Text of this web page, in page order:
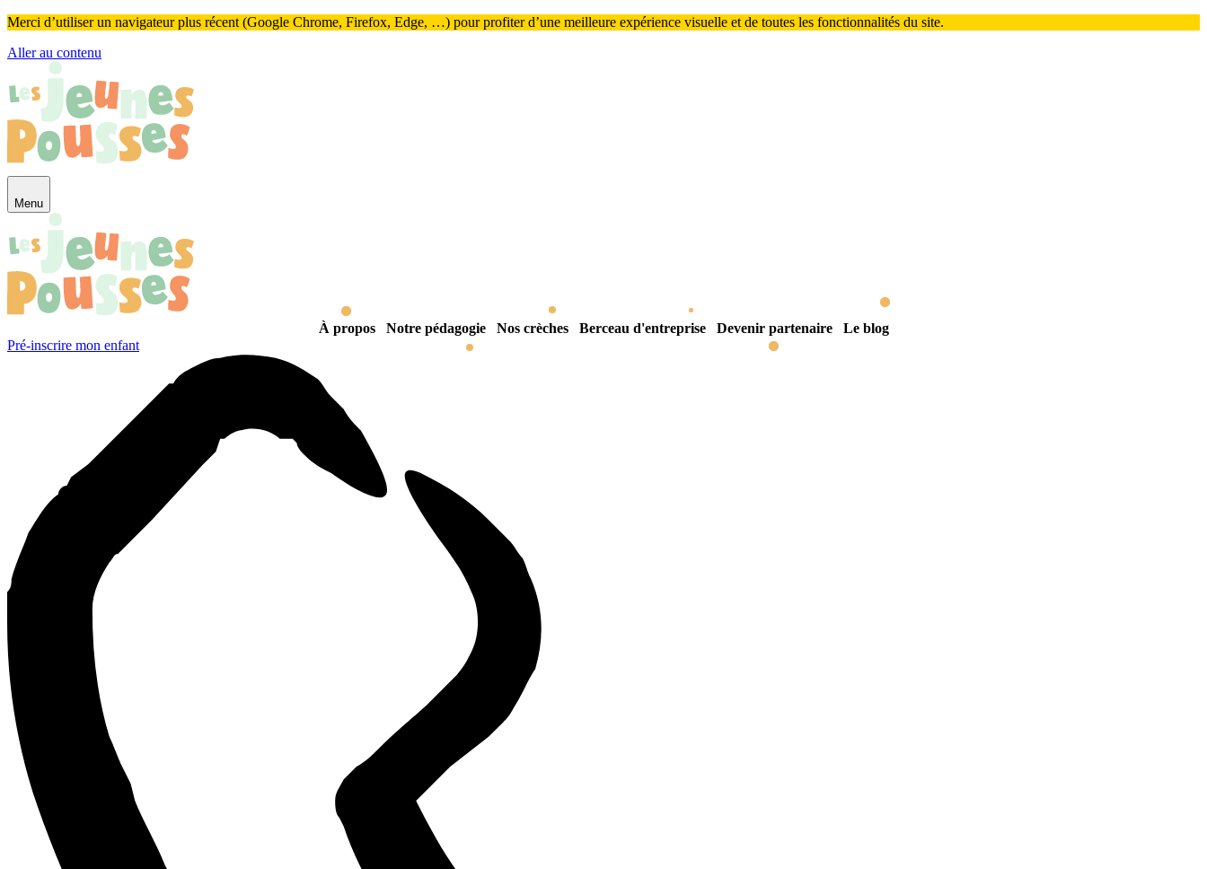
Merci d’utiliser un navigateur plus récent (Google Chrome, Firefox, Edge, …) pour profiter d’une meilleure expérience visuelle et de toutes les fonctionnalités du site.
Aller au contenu
Menu
À propos Notre pédagogie Nos crèches Berceau d'entreprise Devenir partenaire
Le blog
Pré-inscrire mon enfant